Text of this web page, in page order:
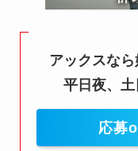
アックスなら
平日夜、
応募